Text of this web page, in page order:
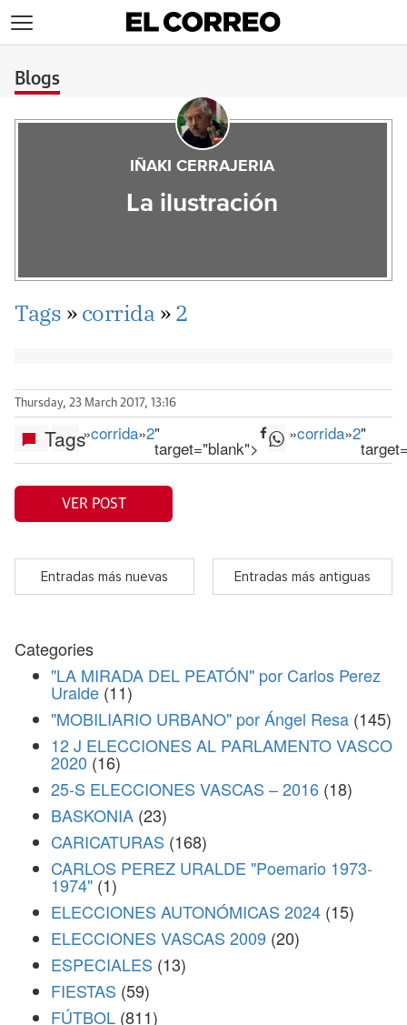
Blogs
IÑAKI CERRAJERIA
La ilustración
Tags »corrida »2
Thursday, 23 March 2017, 13:16
Tags»corrida»2"
target="blank">
»corrida»2"
VER POST
Entradas más nuevas Entradas más antiguas
Categories
"LA MIRADA DEL PEATÓN" por Carlos Perez
Uralde (11)
"MOBILIARIO URBANO" por Ángel Resa (145)
12 J ELECCIONES AL PARLAMENTO VASCO
2020 (16)
25-S ELECCIONES VASCAS – 2016 (18)
BASKONIA (23)
CARICATURAS (168)
CARLOS PEREZ URALDE "Poemario 1973-
1974" (1)
ELECCIONES AUTONÓMICAS 2024 (15)
ELECCIONES VASCAS 2009 (20)
ESPECIALES (13)
FIESTAS (59)
FÚTBOL (811)